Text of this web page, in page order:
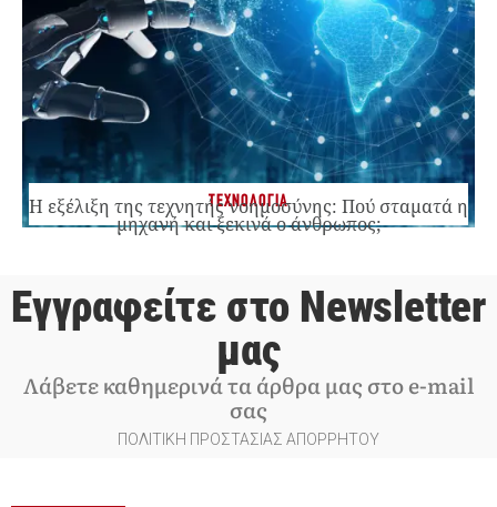
ΤΕΧΝΟΛΟΓΙΑ
Η εξέλιξη της τεχνητής νοημοσύνης: Πού σταματά η
μηχανή και ξεκινά ο άνθρωπος;
Εγγραφείτε στο Newsletter
μας
Λάβετε καθημερινά τα άρθρα μας στο e-mail
σας
ΠΟΛΙΤΙΚΗ ΠΡΟΣΤΑΣΙΑΣ ΑΠΟΡΡΗΤΟΥ